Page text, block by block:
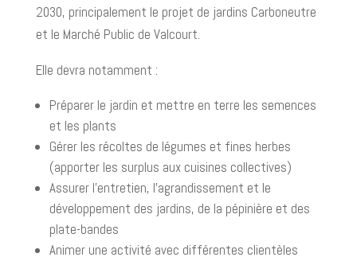
2030, principalement le projet de jardins Carboneutre
et le Marché Public de Valcourt.
Elle devra notamment :
Préparer le jardin et mettre en terre les semences
et les plants
Gérer les récoltes de légumes et fines herbes
(apporter les surplus aux cuisines collectives)
Assurer l’entretien, l’agrandissement et le
développement des jardins, de la pépinière et des
plate-bandes
Animer une activité avec différentes clientèles